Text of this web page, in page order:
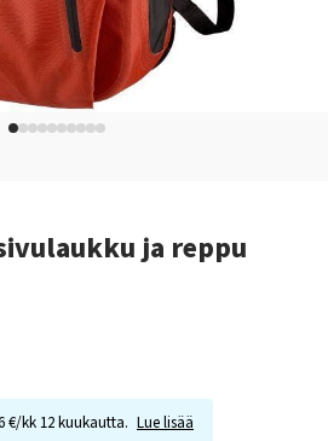
ja reppu
€/kk 12 kuukautta. Lue lisää